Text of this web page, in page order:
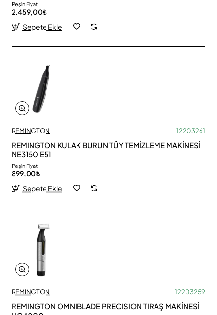
Peşin Fiyat
2.459,00₺
Sepete Ekle
REMINGTON 12203261
REMINGTON KULAK BURUN TÜY TEMİZLEME MAKİNESİ
NE3150 E51
Peşin Fiyat
899,00₺
Sepete Ekle
REMINGTON 12203259
REMINGTON OMNIBLADE PRECISION TIRAŞ MAKİNESİ